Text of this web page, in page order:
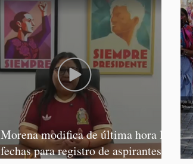
Morena modifica de última hora las
fechas para registro de aspirantes a